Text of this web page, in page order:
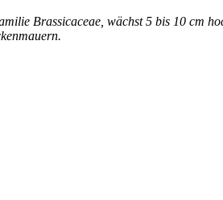
Brassicaceae, wächst 5 bis 10 cm